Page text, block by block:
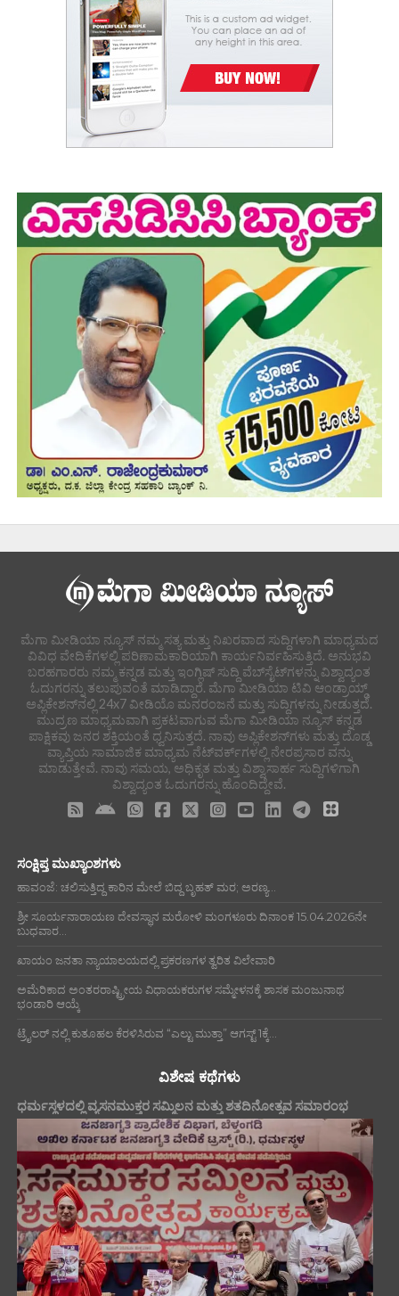
ಮೆಗಾ ಮೀಡಿಯಾ ನ್ಯೂಸ್ ನಮ್ಮ ಸತ್ಯ ಮತ್ತು ನಿಖರವಾದ ಸುದ್ದಿಗಳಾಗಿ ಮಾಧ್ಯಮದ
ವಿವಿಧ ವೇದಿಕೆಗಳಲ್ಲಿ ಪರಿಣಾಮಕಾರಿಯಾಗಿ ಕಾರ್ಯನಿರ್ವಹಿಸುತ್ತಿದೆ. ಅನುಭವಿ
ಬರಹಗಾರರು ನಮ್ಮ ಕನ್ನಡ ಮತ್ತು ಇಂಗ್ಲಿಷ್ ಸುದ್ದಿ ವೆಬ್‌ಸೈಟ್‌ಗಳನ್ನು ವಿಶ್ವಾದ್ಯಂತ
ಓದುಗರನ್ನು ತಲುಪುವಂತೆ ಮಾಡಿದ್ದಾರೆ. ಮೆಗಾ ಮೀಡಿಯಾ ಟಿವಿ ಆಂಡ್ರಾಯ್ಡ್
ಅಪ್ಲಿಕೇಶನ್‌ನಲ್ಲಿ 24x7 ವೀಡಿಯೊ ಮನರಂಜನೆ ಮತ್ತು ಸುದ್ದಿಗಳನ್ನು ನೀಡುತ್ತದೆ.
ಮುದ್ರಣ ಮಾಧ್ಯಮವಾಗಿ ಪ್ರಕಟವಾಗುವ ಮೆಗಾ ಮೀಡಿಯಾ ನ್ಯೂಸ್ ಕನ್ನಡ
ಪಾಕ್ಷಿಕವು ಜನರ ಶಕ್ತಿಯಂತೆ ಧ್ವನಿಸುತ್ತದೆ. ನಾವು ಅಪ್ಲಿಕೇಶನ್‌ಗಳು ಮತ್ತು ದೊಡ್ಡ
ವ್ಯಾಪ್ತಿಯ ಸಾಮಾಜಿಕ ಮಾಧ್ಯಮ ನೆಟ್‌ವರ್ಕ್‌ಗಳಲ್ಲಿ ನೇರಪ್ರಸಾರ ವನ್ನು
ಮಾಡುತ್ತೇವೆ. ನಾವು ಸಮಯ, ಅಧಿಕೃತ ಮತ್ತು ವಿಶ್ವಾಸಾರ್ಹ ಸುದ್ದಿಗಳಿಗಾಗಿ
ವಿಶ್ವಾದ್ಯಂತ ಓದುಗರನ್ನು ಹೊಂದಿದ್ದೇವೆ.
ಸಂಕ್ಷಿಪ್ತ ಮುಖ್ಯಾಂಶಗಳು
ಹಾವಂಜೆ: ಚಲಿಸುತ್ತಿದ್ದ ಕಾರಿನ ಮೇಲೆ ಬಿದ್ದ ಬೃಹತ್ ಮರ; ಅರಣ್ಯ...
ಶ್ರೀ ಸೂರ್ಯನಾರಾಯಣ ದೇವಸ್ಥಾನ ಮರೋಳಿ ಮಂಗಳೂರು ದಿನಾಂಕ 15.04.2026ನೇ
ಬುಧವಾರ...
ಖಾಯಂ ಜನತಾ ನ್ಯಾಯಾಲಯದಲ್ಲಿ ಪ್ರಕರಣಗಳ ತ್ವರಿತ ವಿಲೇವಾರಿ
ಅಮೆರಿಕಾದ ಅಂತರರಾಷ್ಟ್ರೀಯ ವಿಧಾಯಕರುಗಳ ಸಮ್ಮೇಳನಕ್ಕೆ ಶಾಸಕ ಮಂಜುನಾಥ
ಭಂಡಾರಿ ಆಯ್ಕೆ
ಟ್ರೈಲರ್ ನಲ್ಲಿ ಕುತೂಹಲ ಕೆರಳಿಸಿರುವ “ಎಲ್ಟು ಮುತ್ತಾ” ಆಗಸ್ಟ್ 1ಕ್ಕೆ...
ವಿಶೇಷ ಕಥೆಗಳು
ಧರ್ಮಸ್ಥಳದಲ್ಲಿ ವ್ಯಸನಮುಕ್ತರ ಸಮ್ಮಿಲನ ಮತ್ತು ಶತದಿನೋತ್ಸವ ಸಮಾರಂಭ